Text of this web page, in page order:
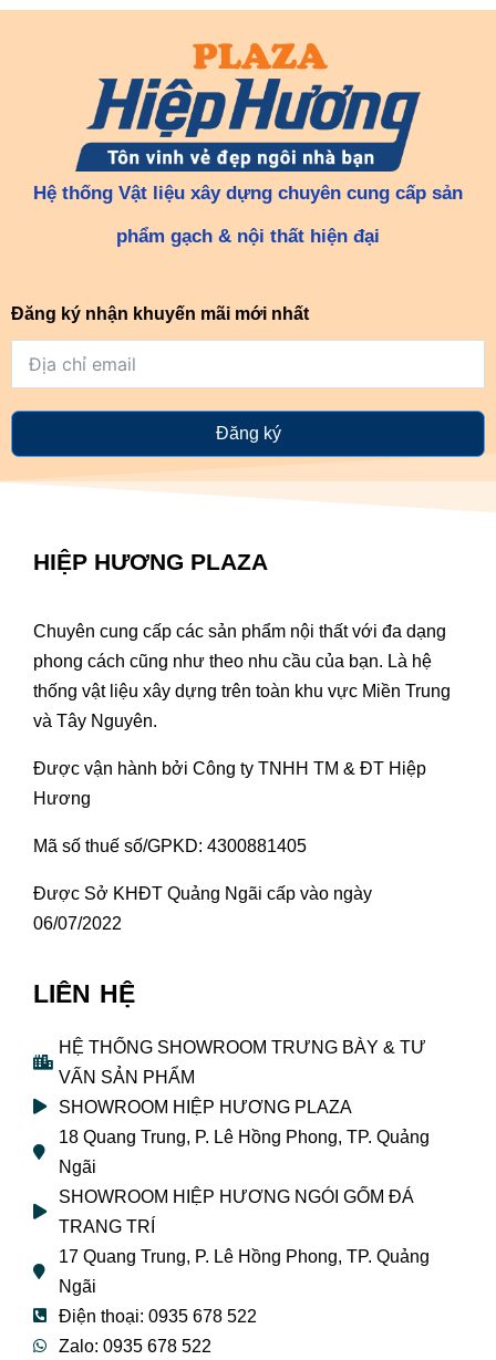
Hệ thống Vật liệu xây dựng chuyên cung cấp sản
phẩm gạch & nội thất hiện đại
Đăng ký nhận khuyến mãi mới nhất
Đăng ký
HIỆP HƯƠNG PLAZA
Chuyên cung cấp các sản phẩm nội thất với đa dạng
phong cách cũng như theo nhu cầu của bạn. Là hệ
thống vật liệu xây dựng trên toàn khu vực Miền Trung
và Tây Nguyên.
Được vận hành bởi Công ty TNHH TM & ĐT Hiệp
Hương
Mã số thuế số/GPKD: 4300881405
Được Sở KHĐT Quảng Ngãi cấp vào ngày
06/07/2022
LIÊN HỆ
HỆ THỐNG SHOWROOM TRƯNG BÀY & TƯ
VẤN SẢN PHẨM
SHOWROOM HIỆP HƯƠNG PLAZA
18 Quang Trung, P. Lê Hồng Phong, TP. Quảng
Ngãi
SHOWROOM HIỆP HƯƠNG NGÓI GỐM ĐÁ
TRANG TRÍ
17 Quang Trung, P. Lê Hồng Phong, TP. Quảng
Ngãi
Điện thoại: 0935 678 522
Zalo: 0935 678 522